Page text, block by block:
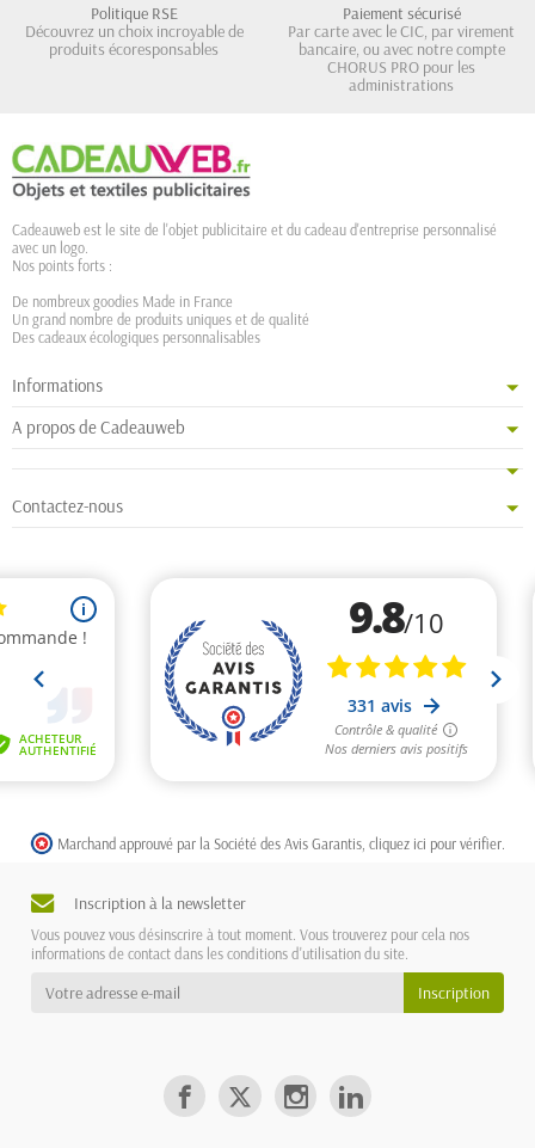
Politique RSE
Découvrez un choix incroyable de
produits écoresponsables
Paiement sécurisé
Par carte avec le CIC, par virement
bancaire, ou avec notre compte
CHORUS PRO pour les
administrations
Cadeauweb est le site de l'objet publicitaire et du cadeau d'entreprise personnalisé
avec un logo.
Nos points forts :
De nombreux goodies Made in France
Un grand nombre de produits uniques et de qualité
Des cadeaux écologiques personnalisables
Informations
A propos de Cadeauweb
Contactez-nous
Marchand approuvé par la Société des Avis Garantis, cliquez ici pour vérifier
Inscription à la newsletter
Vous pouvez vous désinscrire à tout moment. Vous trouverez pour cela nos
informations de contact dans les conditions d'utilisation du site.